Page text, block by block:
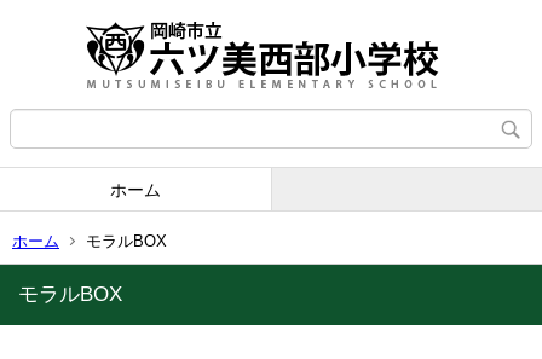
ホーム
ホーム モラルBOX
モラルBOX